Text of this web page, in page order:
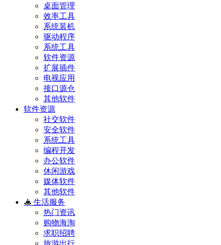
桌面管理
效率工具
系统装机
驱动程序
系统工具
软件资源
扩展插件
电视应用
接口源仓
其他软件
软件资源
社交软件
安全软件
系统工具
编程开发
办公软件
休闲游戏
媒体软件
其他软件
生活服务
热门资讯
购物海淘
求职招聘
旅游出行